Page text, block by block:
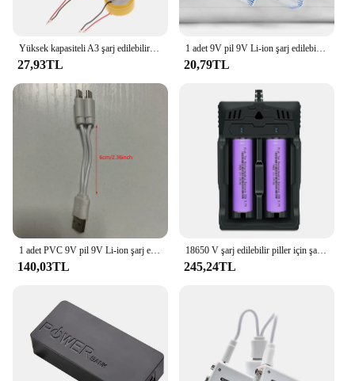
27,93TL
1 adet 9V pil 9V Li-ion şarj edilebilir pil tip-c pil 9v lityum multimetre için mikrofon oyuncak USB şarj kablosu
20,79TL
140,03TL
18650 V şarj edilebilir piller için şarj edilebilir pil 18650 düz üst 20A ile pil şarj cihazı 3.7
245,24TL